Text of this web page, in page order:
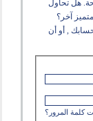
هل تحاول
آخر؟
, أو أن
كلمة المرور؟